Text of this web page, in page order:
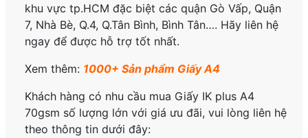
khu vực tp.HCM đặc biệt các quận Gò Vấp, Quận
7, Nhà Bè, Q.4, Q.Tân Bình, Bình Tân…. Hãy liên hệ
ngay để được hỗ trợ tốt nhất.
Xem thêm: 1000+ Sản phẩm Giấy A4
Khách hàng có nhu cầu mua Giấy IK plus A4
70gsm số lượng lớn với giá ưu đãi, vui lòng liên hệ
theo thông tin dưới đây: